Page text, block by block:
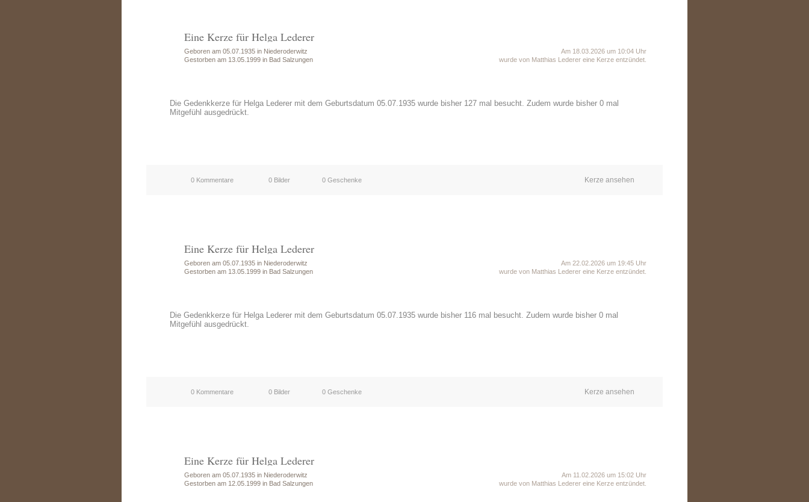
Eine Kerze für Helga Lederer
Geboren am 05.07.1935 in Niederoderwitz
Gestorben am 13.05.1999 in Bad Salzungen
Am 18.03.2026 um 10:04 Uhr
wurde von Matthias Lederer eine Kerze entzündet.
Die Gedenkkerze für Helga Lederer mit dem Geburtsdatum 05.07.1935 wurde bisher 127 mal besucht. Zudem wurde bisher 0 mal
Mitgefühl ausgedrückt.
0 Kommentare 0 Bilder 0 Geschenke Kerze ansehen
Eine Kerze für Helga Lederer
Geboren am 05.07.1935 in Niederoderwitz
Gestorben am 13.05.1999 in Bad Salzungen
Am 22.02.2026 um 19:45 Uhr
wurde von Matthias Lederer eine Kerze entzündet.
Die Gedenkkerze für Helga Lederer mit dem Geburtsdatum 05.07.1935 wurde bisher 116 mal besucht. Zudem wurde bisher 0 mal
Mitgefühl ausgedrückt.
0 Kommentare 0 Bilder 0 Geschenke Kerze ansehen
Eine Kerze für Helga Lederer
Geboren am 05.07.1935 in Niederoderwitz
Gestorben am 12.05.1999 in Bad Salzungen
Am 11.02.2026 um 15:02 Uhr
wurde von Matthias Lederer eine Kerze entzündet.